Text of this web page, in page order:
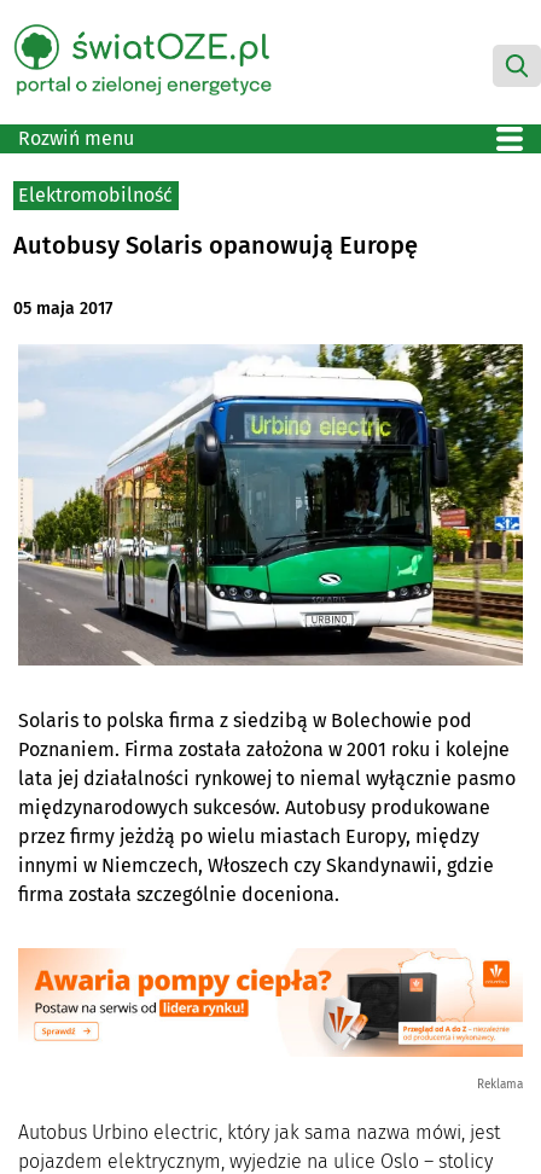
Rozwiń menu
Elektromobilność
Autobusy Solaris opanowują Europę
05 maja 2017
Solaris to polska firma z siedzibą w Bolechowie pod
Poznaniem. Firma została założona w 2001 roku i kolejne
lata jej działalności rynkowej to niemal wyłącznie pasmo
międzynarodowych sukcesów. Autobusy produkowane
przez firmy jeżdżą po wielu miastach Europy, między
innymi w Niemczech, Włoszech czy Skandynawii, gdzie
firma została szczególnie doceniona.
Reklama
Autobus Urbino electric, który jak sama nazwa mówi, jest
pojazdem elektrycznym, wyjedzie na ulice Oslo – stolicy